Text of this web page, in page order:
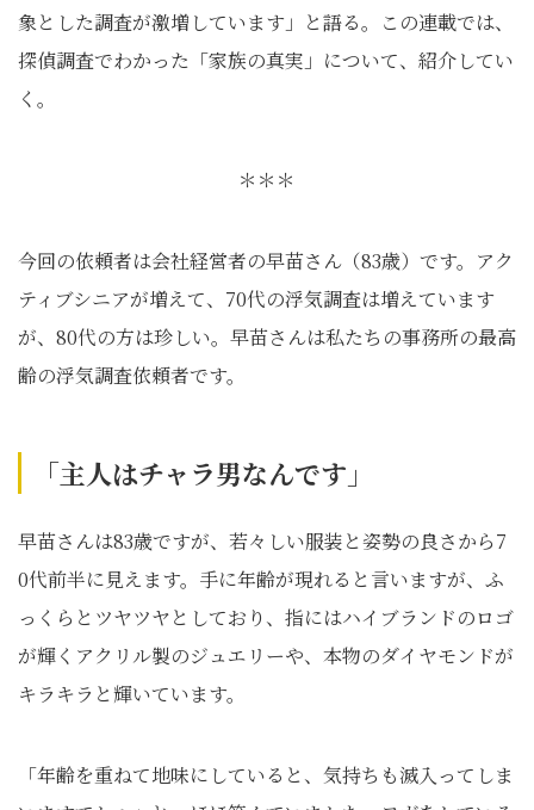
象とした調査が激増しています」と語る。この連載では、
探偵調査でわかった「家族の真実」について、紹介してい
く。
＊＊＊
今回の依頼者は会社経営者の早苗さん（83歳）です。アク
ティブシニアが増えて、70代の浮気調査は増えています
が、80代の方は珍しい。早苗さんは私たちの事務所の最高
齢の浮気調査依頼者です。
「主人はチャラ男なんです」
早苗さんは83歳ですが、若々しい服装と姿勢の良さから7
0代前半に見えます。手に年齢が現れると言いますが、ふ
っくらとツヤツヤとしており、指にはハイブランドのロゴ
が輝くアクリル製のジュエリーや、本物のダイヤモンドが
キラキラと輝いています。
「年齢を重ねて地味にしていると、気持ちも滅入ってしま